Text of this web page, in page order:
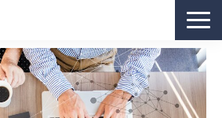
商品紹介
購入方法
利用方法